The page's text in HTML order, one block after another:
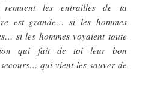
les entrailles de ta
est grande… si les hommes
si les hommes voyaient toute
qui fait de toi leur bon
qui vient les sauver de